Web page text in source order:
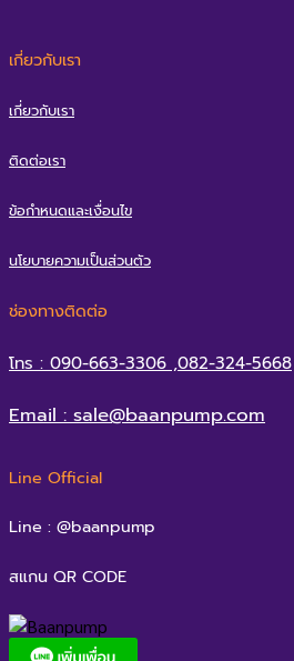
เกี่ยวกับเรา
เกี่ยวกับเรา
ติดต่อเรา
ข้อกำหนดและเงื่อนไข
นโยบายความเป็นส่วนตัว
ช่องทางติดต่อ
โทร : 090-663-3306 ,082-324-5668
Email : sale@baanpump.com
Line Official
Line : @baanpump
สแกน QR CODE